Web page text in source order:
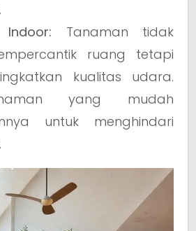
Tanaman tidak
ruang tetapi
kualitas udara.
yang mudah
untuk menghindari